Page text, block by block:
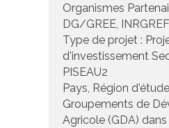
Organismes
DG/GREE,
Type de projet :
d'investissement
PISEAU2
Pays, Région
Groupements de
Agricole (GDA) dans